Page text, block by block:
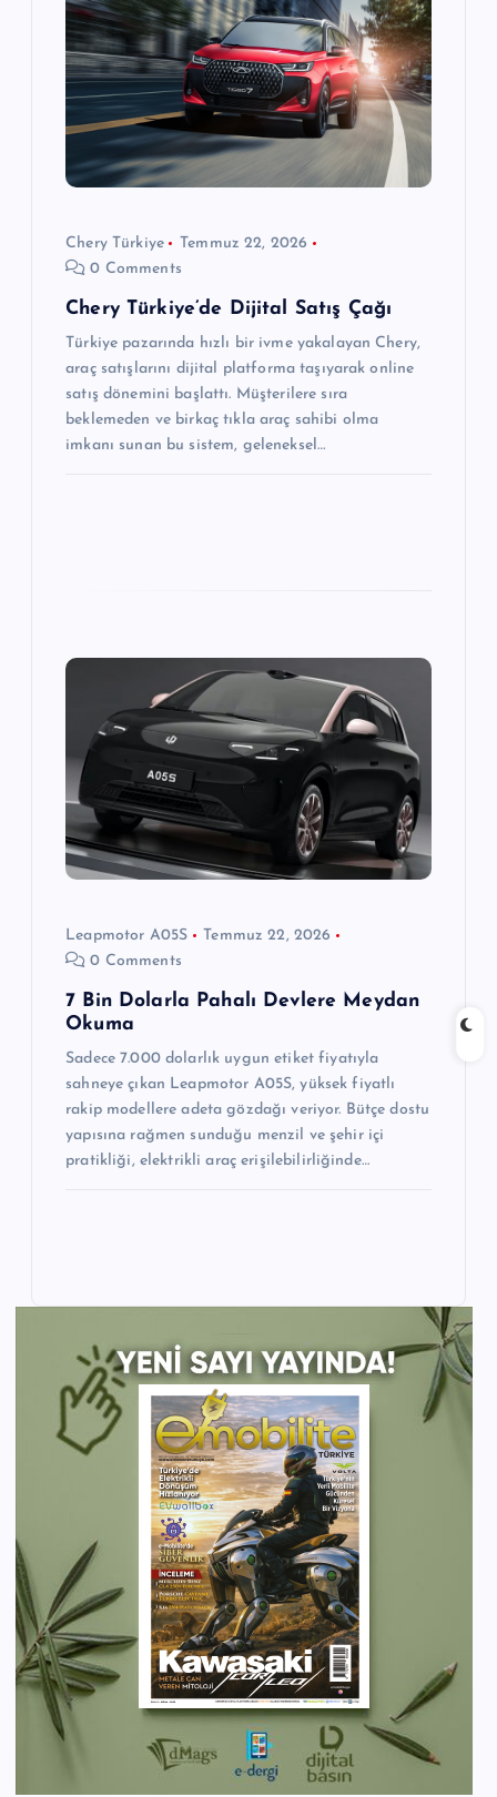
Chery Türkiye
Temmuz 22, 2026
0 Comments
Chery Türkiye’de Dijital Satış Çağı
Türkiye pazarında hızlı bir ivme yakalayan Chery,
araç satışlarını dijital platforma taşıyarak online
satış dönemini başlattı. Müşterilere sıra
beklemeden ve birkaç tıkla araç sahibi olma
imkanı sunan bu sistem, geleneksel…
Leapmotor A05S
Temmuz 22, 2026
0 Comments
7 Bin Dolarla Pahalı Devlere Meydan
Okuma
Sadece 7.000 dolarlık uygun etiket fiyatıyla
sahneye çıkan Leapmotor A05S, yüksek fiyatlı
rakip modellere adeta gözdağı veriyor. Bütçe dostu
yapısına rağmen sunduğu menzil ve şehir içi
pratikliği, elektrikli araç erişilebilirliğinde…